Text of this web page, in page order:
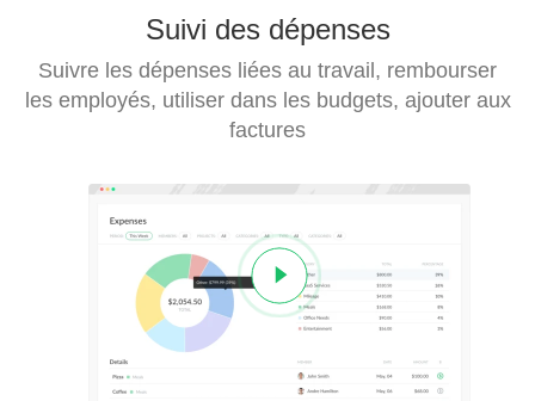
Suivi des dépenses
Suivre les dépenses liées au travail, rembourser
les employés, utiliser dans les budgets, ajouter aux
factures